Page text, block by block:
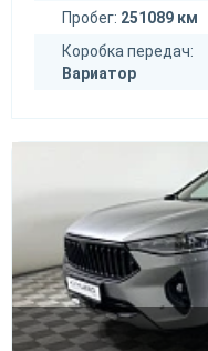
Пробег: 251089 км
Коробка передач:
Вариатор